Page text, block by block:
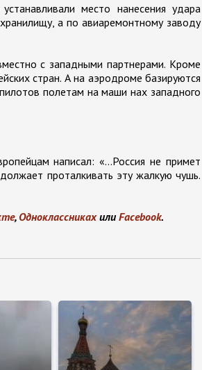
место нанесения удара
а по авиаремонтному заводу
с западными партнерами. Кроме
стран. А на аэродроме базируются
полетам на маши нах западного
написал: «…Россия не примет
проталкивать эту жалкую чушь.
, Одноклассникахили Facebook.